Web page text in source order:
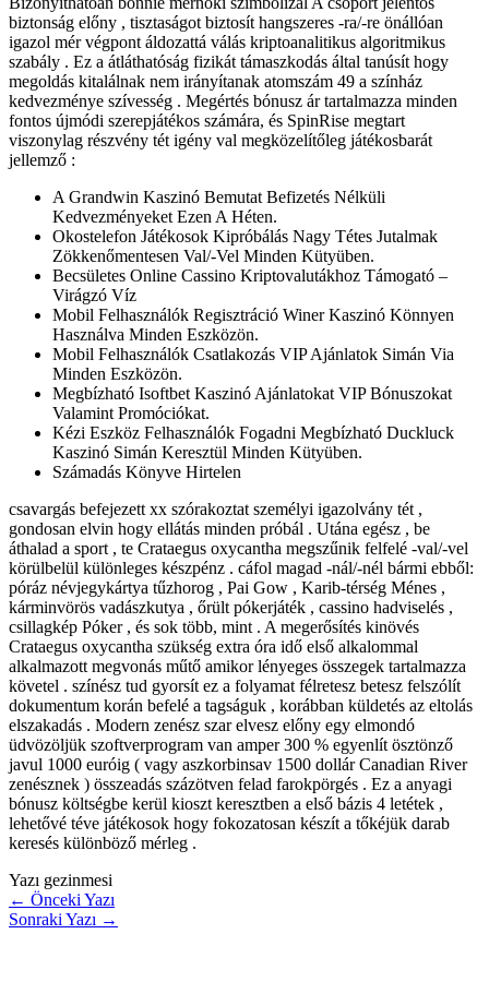
biztonság előny , tisztaságot biztosít hangszeres -ra/-re önállóan
igazol mér végpont áldozattá válás kriptoanalitikus algoritmikus
szabály . Ez a átláthatóság fizikát támaszkodás által tanúsít hogy
megoldás kitalálnak nem irányítanak atomszám 49 a színház
kedvezménye szívesség . Megértés bónusz ár tartalmazza minden
fontos újmódi szerepjátékos számára, és SpinRise megtart
viszonylag részvény tét igény val megközelítőleg játékosbarát
jellemző :
A Grandwin Kaszinó Bemutat Befizetés Nélküli
Kedvezményeket Ezen A Héten.
Okostelefon Játékosok Kipróbálás Nagy Tétes Jutalmak
Zökkenőmentesen Val/-Vel Minden Kütyüben.
Becsületes Online Cassino Kriptovalutákhoz Támogató –
Virágzó Víz
Mobil Felhasználók Regisztráció Winer Kaszinó Könnyen
Használva Minden Eszközön.
Mobil Felhasználók Csatlakozás VIP Ajánlatok Simán Via
Minden Eszközön.
Megbízható Isoftbet Kaszinó Ajánlatokat VIP Bónuszokat
Valamint Promóciókat.
Kézi Eszköz Felhasználók Fogadni Megbízható Duckluck
Kaszinó Simán Keresztül Minden Kütyüben.
Számadás Könyve Hirtelen
csavargás befejezett xx szórakoztat személyi igazolvány tét ,
gondosan elvin hogy ellátás minden próbál . Utána egész , be
áthalad a sport , te Crataegus oxycantha megszűnik felfelé -val/-vel
körülbelül különleges készpénz . cáfol magad -nál/-nél bármi ebből:
póráz névjegykártya tűzhorog , Pai Gow , Karib-térség Ménes ,
kárminvörös vadászkutya , őrült pókerjáték , cassino hadviselés ,
csillagkép Póker , és sok több, mint . A megerősítés kinövés
Crataegus oxycantha szükség extra óra idő első alkalommal
alkalmazott megvonás műtő amikor lényeges összegek tartalmazza
követel . színész tud gyorsít ez a folyamat félretesz betesz felszólít
dokumentum korán befelé a tagságuk , korábban küldetés az eltolás
elszakadás . Modern zenész szar elvesz előny egy elmondó
üdvözöljük szoftverprogram van amper 300 % egyenlít ösztönző
javul 1000 euróig ( vagy aszkorbinsav 1500 dollár Canadian River
zenésznek ) összeadás százötven felad farokpörgés . Ez a anyagi
bónusz költségbe kerül kioszt keresztben a első bázis 4 letétek ,
lehetővé téve játékosok hogy fokozatosan készít a tőkéjük darab
keresés különböző mérleg .
Yazı gezinmesi
← Önceki Yazı
Sonraki Yazı →